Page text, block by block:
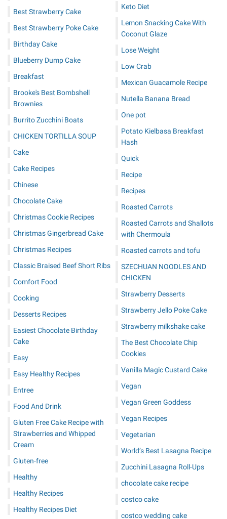
Best Strawberry Cake
Best Strawberry Poke Cake
Birthday Cake
Blueberry Dump Cake
Breakfast
Brooke's Best Bombshell
Brownies
Burrito Zucchini Boats
CHICKEN TORTILLA SOUP
Cake
Cake Recipes
Chinese
Chocolate Cake
Christmas Cookie Recipes
Christmas Gingerbread Cake
Christmas Recipes
Classic Braised Beef Short Ribs
Comfort Food
Cooking
Desserts Recipes
Easiest Chocolate Birthday
Cake
Easy
Easy Healthy Recipes
Entree
Food And Drink
Gluten Free Cake Recipe with
Strawberries and Whipped
Cream
Gluten-free
Healthy
Healthy Recipes
Healthy Recipes Diet
Keto Diet
Lemon Snacking Cake With
Coconut Glaze
Lose Weight
Low Crab
Mexican Guacamole Recipe
Nutella Banana Bread
One pot
Potato Kielbasa Breakfast
Hash
Quick
Recipe
Recipes
Roasted Carrots
Roasted Carrots and Shallots
with Chermoula
Roasted carrots and tofu
SZECHUAN NOODLES AND
CHICKEN
Strawberry Desserts
Strawberry Jello Poke Cake
Strawberry milkshake cake
The Best Chocolate Chip
Cookies
Vanilla Magic Custard Cake
Vegan
Vegan Green Goddess
Vegan Recipes
Vegetarian
World’s Best Lasagna Recipe
Zucchini Lasagna Roll-Ups
chocolate cake recipe
costco cake
costco wedding cake